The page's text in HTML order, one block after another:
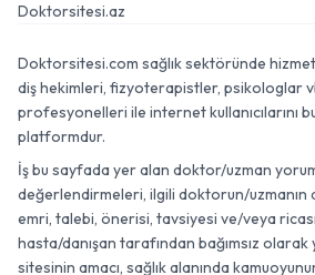
Doktorsitesi.az
Doktorsitesi.com sağlık sektöründe
diş hekimleri, fizyoterapistler, psikologlar
profesyonelleri ile internet kullanıcılarını
platformdur.
İş bu sayfada yer alan doktor/uzman
değerlendirmeleri, ilgili doktorun/uzmanın
emri, talebi, önerisi, tavsiyesi ve/veya ricası
hasta/danışan tarafından bağımsız olarak
sitesinin amacı, sağlık alanında